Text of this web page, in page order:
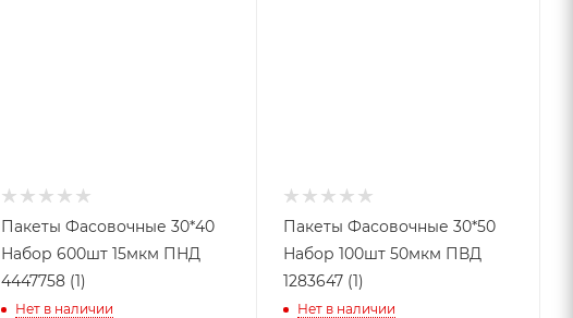
Пакеты Фасовочные 30*40
Набор 600шт 15мкм ПНД
4447758 (1)
Нет в наличии
Пакеты Фасовочные 30*50
Набор 100шт 50мкм ПВД
1283647 (1)
Нет в наличии